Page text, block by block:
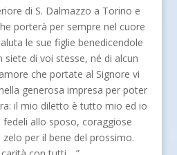
di S. Dalmazzo a Torino e
porterà per sempre nel cuore
le sue figlie benedicendole
siete di voi stesse, né di alcun
che portate al Signore vi
generosa impresa per poter
il mio diletto è tutto mio ed io
fedeli allo sposo, coraggiose
per il bene del prossimo.